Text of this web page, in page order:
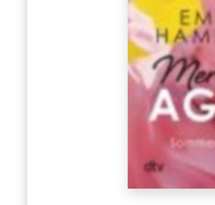
Szótár, nyelvkönyv
Tankönyv, segédkönyv
Társadalomtudomány
Természettudomány